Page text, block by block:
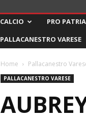
CALCIO PRO PATRIA
PALLACANESTRO VARESE
Home Pallacanestro
PALLACANESTRO VARESE